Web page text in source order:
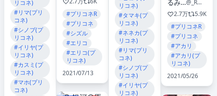
リコネ)
#リマ(プリ
コネ)
#シノブ(プ
リコネ)
#イリヤ(プ
リコネ)
#カスミ(プ
リコネ)
#マホ(プリ
コネ)
#プリコネR
#プリコネ
#シズル
#エリコ
#エリコ(プ
リコネ)
2021/07/13
リコネ)
#タマキ(プ
リコネ)
#ネネカ(プ
リコネ)
#リマ(プリ
コネ)
#シノブ(プ
リコネ)
#イリヤ(プ
リコネ)
るみこ®️
@_RMeco_
2.7万
5.9K
#プリコネR
#プリコネ
#アカリ
#アカリ(プ
リコネ)
2021/05/26